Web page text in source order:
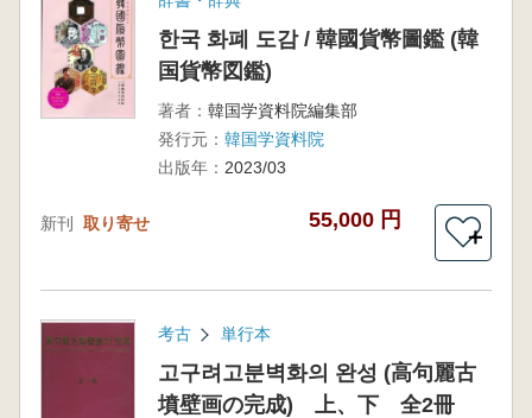
한국 화폐 도감 / 韓國貨幣圖鑑 (韓
国貨幣図鑑)
著者： 韓国学資料院編集部
発行元： 韓国学資料院
出版年： 2023/03
新刊 取り寄せ 55,000 円
＋
考古 単行本
고구려고분벽화의 완성 (高句麗古
墳壁画の完成) 上、下 全2冊